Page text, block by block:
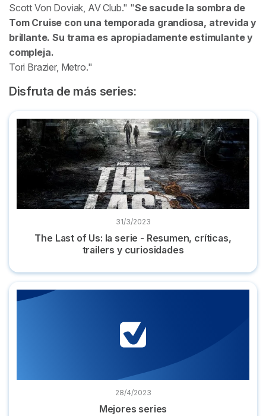
Scott Von Doviak, AV Club.
Se sacude la sombra de
Tom Cruise con una temporada grandiosa, atrevida y
brillante. Su trama es apropiadamente estimulante y
compleja.
Tori Brazier, Metro.
Disfruta de más series:
The Last of Us: la serie - Resumen, críticas, trailers y
31/3/2023
The Last of Us: la serie - Resumen, críticas,
trailers y curiosidades
Mejores series
28/4/2023
Mejores series